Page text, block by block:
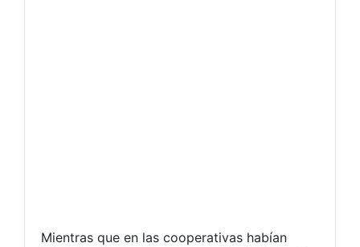
Mientras que en las cooperativas habían